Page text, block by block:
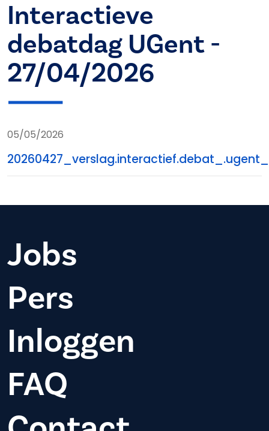
Interactieve
debatdag UGent -
27/04/2026
05/05/2026
Jobs
Pers
Inloggen
FAQ